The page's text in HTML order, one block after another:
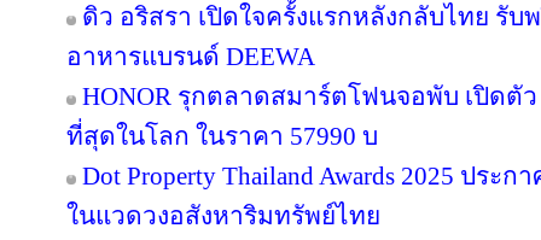
ดิว อริสรา เปิดใจครั้้งแรกหลังกลับไทย รั
อาหารแบรนด์ DEEWA
HONOR รุกตลาดสมาร์ตโฟนจอพับ เปิดตัว
ที่สุดในโลก ในราคา 57990 บ
Dot Property Thailand Awards 2025 ประ
ในแวดวงอสังหาริมทรัพย์ไทย